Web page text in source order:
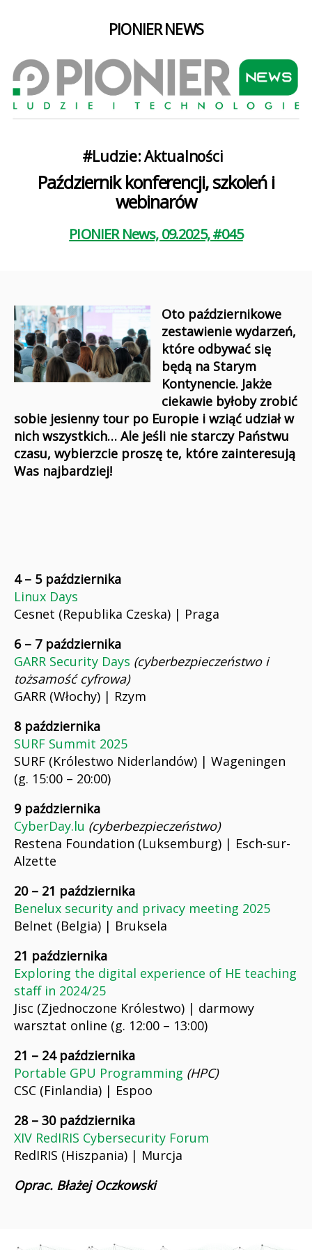
PIONIER NEWS
Kategorie
#Ludzie: Aktualności
Październik konferencji, szkoleń i
webinarów
PIONIER News, 09.2025, #045
Oto październikowe
zestawienie wydarzeń,
które odbywać się
będą na Starym
Kontynencie. Jakże
ciekawie byłoby zrobić
sobie jesienny tour po Europie i wziąć udział w
nich wszystkich… Ale jeśli nie starczy Państwu
czasu, wybierzcie proszę te, które zainteresują
Was najbardziej!
4 – 5 października
Linux Days
Cesnet (Republika Czeska) | Praga
6 – 7 października
GARR Security Days (cyberbezpieczeństwo i
tożsamość cyfrowa)
GARR (Włochy) | Rzym
8 października
SURF Summit 2025
SURF (Królestwo Niderlandów) | Wageningen
(g. 15:00 – 20:00)
9 października
CyberDay.lu (cyberbezpieczeństwo)
Restena Foundation (Luksemburg) | Esch-sur-
Alzette
20 – 21 października
Benelux security and privacy meeting 2025
Belnet (Belgia) | Bruksela
21 października
Exploring the digital experience of HE teaching
staff in 2024/25
Jisc (Zjednoczone Królestwo) | darmowy
warsztat online (g. 12:00 – 13:00)
21 – 24 października
Portable GPU Programming (HPC)
CSC (Finlandia) | Espoo
28 – 30 października
XIV RedIRIS Cybersecurity Forum
RedIRIS (Hiszpania) | Murcja
Oprac. Błażej Oczkowski